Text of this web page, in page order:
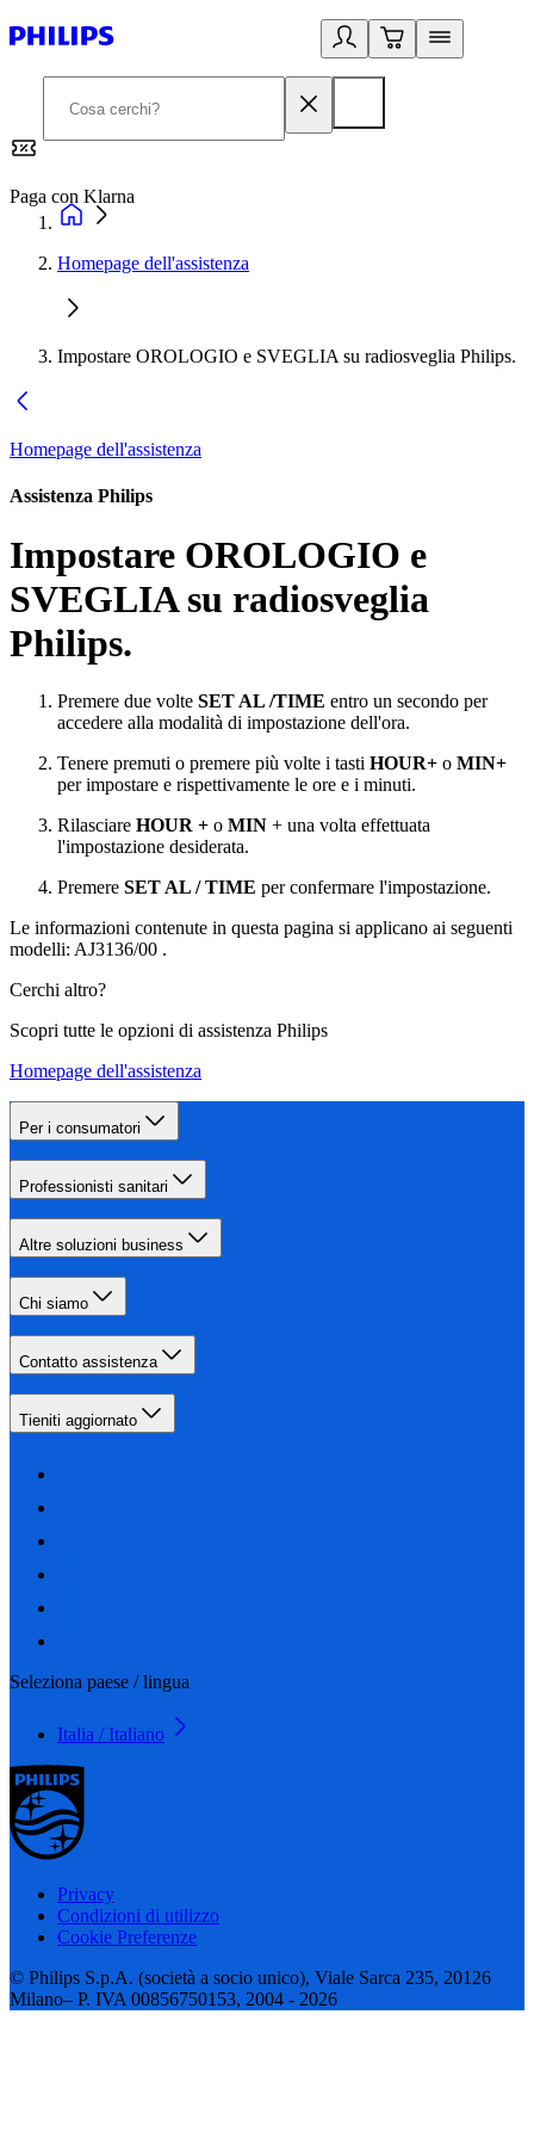
Paga con Klarna
Homepage dell'assistenza
Impostare OROLOGIO e SVEGLIA su radiosveglia Philips.
Homepage dell'assistenza
Assistenza Philips
Impostare OROLOGIO e
SVEGLIA su radiosveglia
Philips.
Premere due volte SET AL /TIME entro un secondo per
accedere alla modalità di impostazione dell'ora.
Tenere premuti o premere più volte i tasti HOUR+ o MIN+
per impostare e rispettivamente le ore e i minuti.
Rilasciare HOUR + o MIN + una volta effettuata
l'impostazione desiderata.
Premere SET AL / TIME per confermare l'impostazione.
Le informazioni contenute in questa pagina si applicano ai seguenti
modelli: AJ3136/00 .
Cerchi altro?
Scopri tutte le opzioni di assistenza Philips
Homepage dell'assistenza
Per i consumatori
Professionisti sanitari
Altre soluzioni business
Chi siamo
Contatto assistenza
Tieniti aggiornato
Seleziona paese / lingua
Italia / Italiano
Privacy
Condizioni di utilizzo
Cookie Preferenze
© Philips S.p.A. (società a socio unico), Viale Sarca 235, 20126
Milano– P. IVA 00856750153, 2004 - 2026